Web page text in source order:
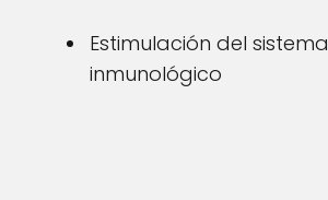
Estimulación del sistema
inmunológico